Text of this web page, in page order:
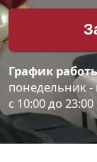
График
понедельник -
с 10:00 до 23:00